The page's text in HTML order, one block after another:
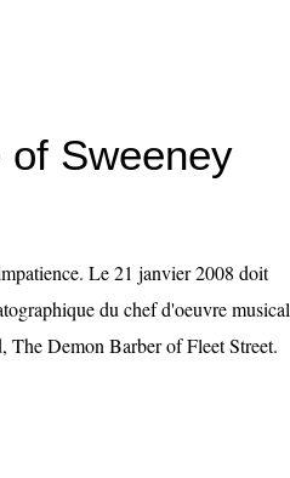
of Sweeney
Le 21 janvier 2008 doit
du chef d'oeuvre musical
The Demon Barber of Fleet Street.